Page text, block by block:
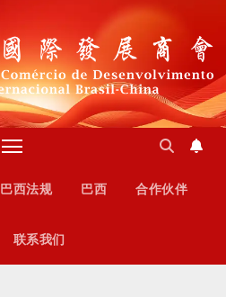
巴西法规 巴西 合作伙伴
联系我们